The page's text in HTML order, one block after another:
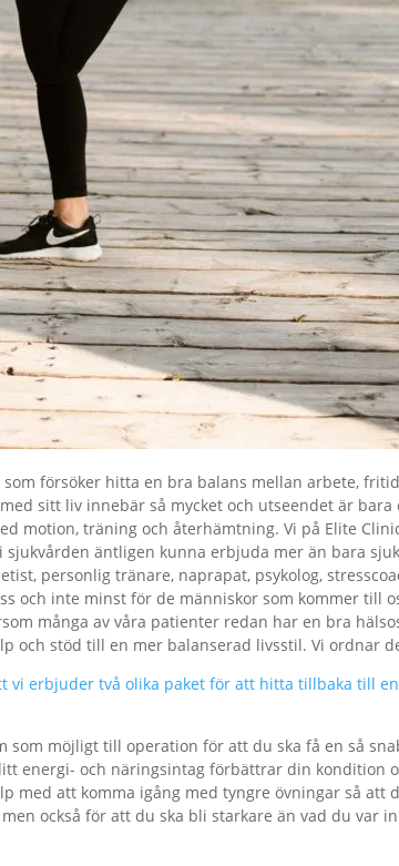
försöker hitta en bra balans mellan arbete,
sitt liv innebär så mycket och utseendet är bara
motion, träning och återhämtning. Vi på Elite
äntligen kunna erbjuda mer än bara
personlig tränare, naprapat, psykolog,
och inte minst för de människor som kommer till
många av våra patienter redan har en bra
och stöd till en mer balanserad livsstil. Vi ordnar
vi erbjuder två olika paket för att hitta tillbaka till
som möjligt till operation för att du ska få en så
energi- och näringsintag förbättrar din kondition
med att komma igång med tyngre övningar så att
också för att du ska bli starkare än vad du var